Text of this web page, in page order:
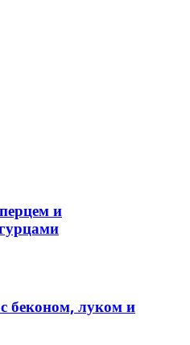
и
беконом, луком и